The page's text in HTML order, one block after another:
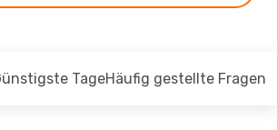
TageHäufig gestellte Fragen